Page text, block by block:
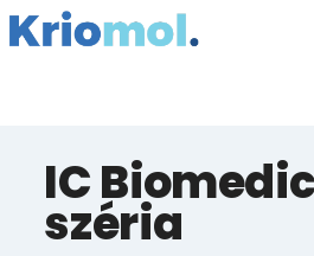
Kihagyás
IC
széria